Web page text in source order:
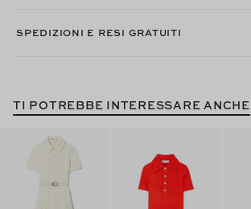
SPEDIZIONI E RESI GRATUITI
TI POTREBBE INTERESSARE ANCHE